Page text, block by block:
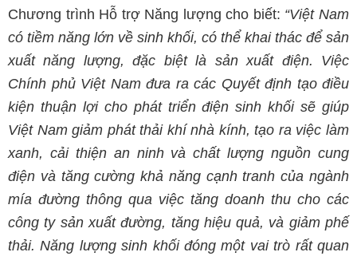
Chương trình Hỗ trợ Năng lượng cho biết: “Việt Nam
có tiềm năng lớn về sinh khối, có thể khai thác để sản
xuất năng lượng, đặc biệt là sản xuất điện. Việc
Chính phủ Việt Nam đưa ra các Quyết định tạo điều
kiện thuận lợi cho phát triển điện sinh khối sẽ giúp
Việt Nam giảm phát thải khí nhà kính, tạo ra việc làm
xanh, cải thiện an ninh và chất lượng nguồn cung
điện và tăng cường khả năng cạnh tranh của ngành
mía đường thông qua việc tăng doanh thu cho các
công ty sản xuất đường, tăng hiệu quả, và giảm phế
thải.Năng lượng sinh khối đóng một vai trò rất quan